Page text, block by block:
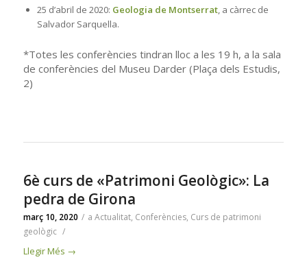
25 d’abril de 2020: Geologia de Montserrat, a càrrec de
Salvador Sarquella.
*Totes les conferències tindran lloc a les 19 h, a la sala
de conferències del Museu Darder (Plaça dels Estudis,
2)
6è curs de «Patrimoni Geològic»: La
pedra de Girona
març 10, 2020 / a Actualitat, Conferències, Curs de patrimoni
geològic /
Llegir Més →